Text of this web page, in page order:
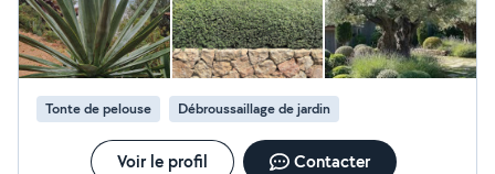
Tonte de pelouse Débroussaillage de jardin
Voir le profil Contacter